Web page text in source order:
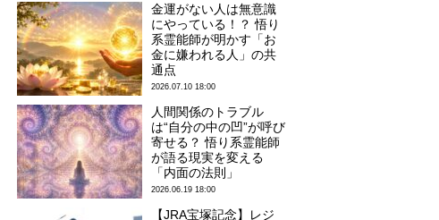
金運がない人は無意識
にやっている！？ 悟り
系霊能師が明かす「お
金に嫌われる人」の共
通点
2026.07.10 18:00
人間関係のトラブル
は“自分の中の凹”が呼び
寄せる？ 悟り系霊能師
が語る現実を変える
「内面の法則」
2026.06.19 18:00
【JRA宝塚記念】レジ